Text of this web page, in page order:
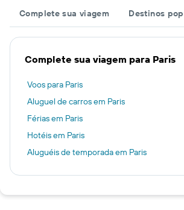
Complete sua viagem Destinos
Complete sua viagem para Paris
Voos para Paris
Aluguel de carros em Paris
Férias em Paris
Hotéis em Paris
Aluguéis de temporada em Paris